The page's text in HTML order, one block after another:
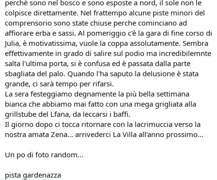
perchè sono nel bosco e sono esposte a nord, il sole non le
colpisce direttamente. Nel frattempo alcune piste minori del
comprensorio sono state chiuse perche cominciano ad
affiorare erba e sassi. Al pomeriggio c'è la gara di fine corso di
Julia, è motivatissima, vuole la coppa assolutamente. Sembra
effettivamente in grado di salire sul podio ma incredibilemnte
salta l'ultima porta, si è confusa ed è passata dalla parte
sbagliata del palo. Quando l'ha saputo la delusione è stata
grande, ci sarà tempo per rifarsi.
La sera festeggiamo degnamente la più bella settimana
bianca che abbiamo mai fatto con una mega grigliata alla
grillstube del Lfana, da leccarsi i baffi.
Il giorno dopo ci tocca ritornare con la lacrimuccia verso la
nostra amata Zena... arrivederci La Villa all'anno prossimo...
Un po di foto random...
pista gardenazza